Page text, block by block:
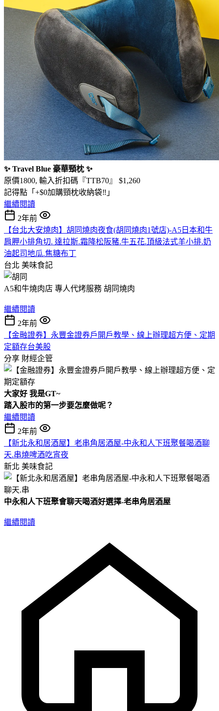
✨ Travel Blue 豪華頸枕 ✨
原價1800, 輸入折扣碼『TTB70』 $1,260
記得點「+$0加購頸枕收納袋‼️」
繼續閱讀
2年前
【台北大安燒肉】胡同燒肉夜食(胡同燒肉1號店)-A5日本和牛
肩胛小排角切. 達拉斯.霜降松阪豬.牛五花.頂級法式羊小排.奶
油起司地瓜.焦糖布丁
台北 美味食記
A5和牛燒肉店 專人代烤服務 胡同燒肉
繼續閱讀
2年前
【金融證券】永豐金證券戶開戶教學、線上辦理超方便、定期
定額存台美股
分享 財經企管
大家好 我是GT~
踏入股市的第一步要怎麼做呢？
繼續閱讀
2年前
【新北永和居酒屋】老串角居酒屋-中永和人下班聚餐喝酒聊
天.串燒啤酒吃宵夜
新北 美味食記
中永和人下班聚會聊天喝酒好選擇-老串角居酒屋
繼續閱讀